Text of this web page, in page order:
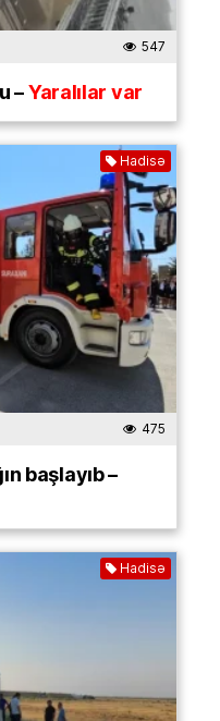
547
–Yaralılar var
Hadisə
475
başlayıb –
Hadisə